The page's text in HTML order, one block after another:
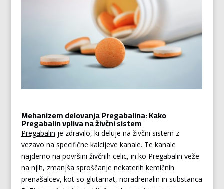
Mehanizem delovanja Pregabalina: Kako
Pregabalin vpliva na živčni sistem
Pregabalin je zdravilo, ki deluje na živčni sistem z
vezavo na specifične kalcijeve kanale. Te kanale
najdemo na površini živčnih celic, in ko Pregabalin veže
na njih, zmanjša sproščanje nekaterih kemičnih
prenašalcev, kot so glutamat, noradrenalin in substanca